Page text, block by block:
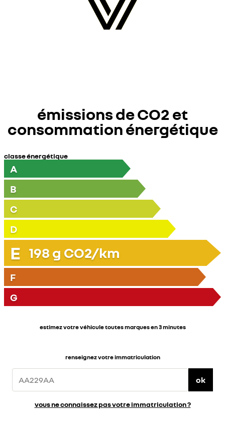
émissions de CO2 et
consommation énergétique
classe énergétique
A
B
C
D
E 198 g CO2/km
F
G
estimez votre véhicule toutes marques en 3 minutes
renseignez votre immatriculation
ok
vous ne connaissez pas votre immatriculation ?